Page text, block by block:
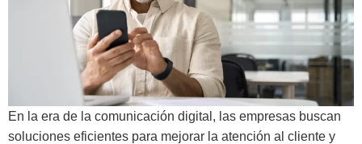
En la era de la comunicación digital, las empresas buscan
soluciones eficientes para mejorar la atención al cliente y